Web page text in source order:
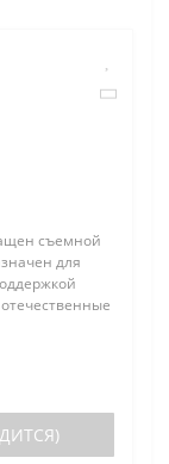
съемной
для